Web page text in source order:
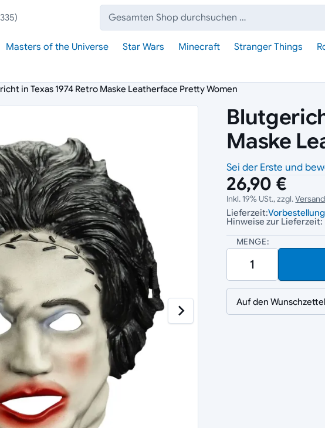
Suche:
Masters of the Universe Star Wars Minecraft Stranger Things
in Texas 1974 Retro Maske Leatherface Pretty Women
Maske
Sei der Erste und
26,90 €
Inkl. 19% USt., zzgl.
Lieferzeit:Vorbestellung
Hinweise zur Lieferzeit:
MENGE:
Auf den Wunschzettel